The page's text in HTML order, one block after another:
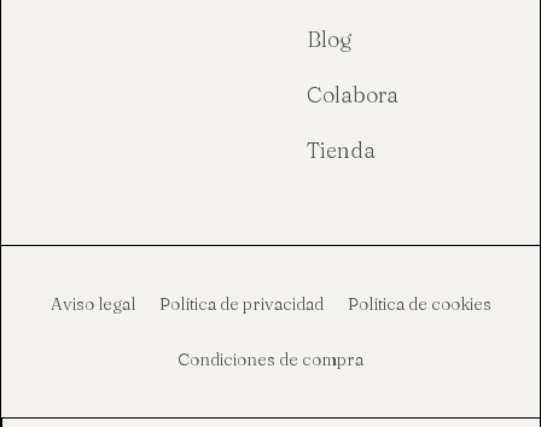
Blog
Colabora
Tienda
Aviso legal Política de privacidad Política de cookies
Condiciones de compra